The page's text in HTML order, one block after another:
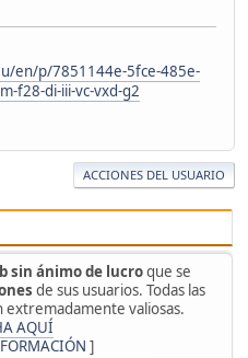
sin ánimo de lucroque se
de sus usuarios. Todas las
extremadamente valiosas.
AQUÍ
]
en/p/7851144e-5fce-485e-
f28-di-iii-vc-vxd-g2
ACCIONES DEL USUARIO